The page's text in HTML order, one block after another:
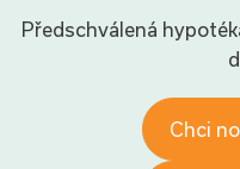
Předschválená
Chci